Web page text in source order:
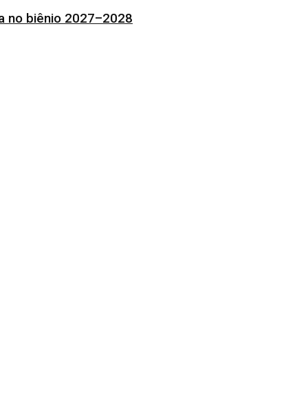
no biênio 2027–2028